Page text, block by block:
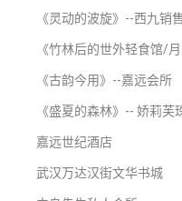
《灵动的波旋》 --西九销
《竹林后的世外轻食馆/月
《古韵今用》 --嘉远会所
《盛夏的森林》 -- 娇莉芙
嘉远世纪酒店
武汉万达汉街文华书城